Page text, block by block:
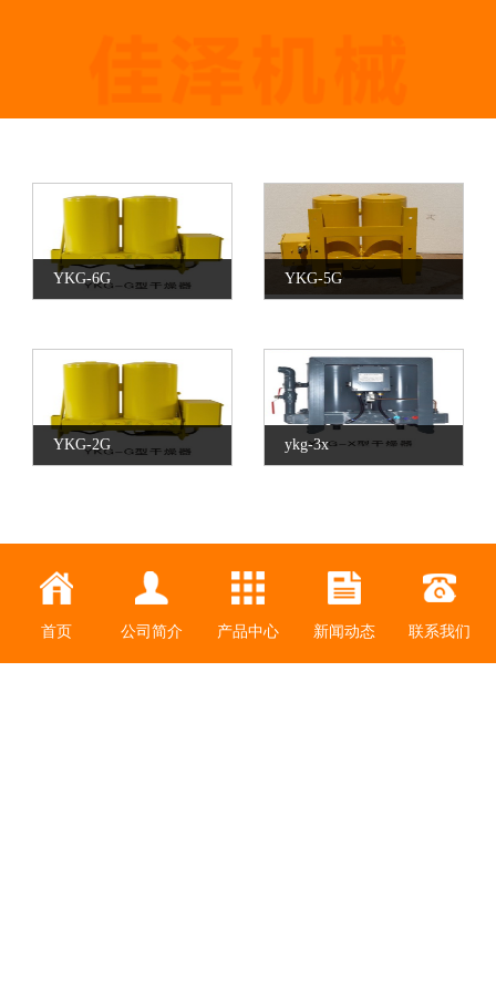
YKG-6G YKG-5G
YKG-2G ykg-3x
首页 公司简介 产品中心 新闻动态 联系我们